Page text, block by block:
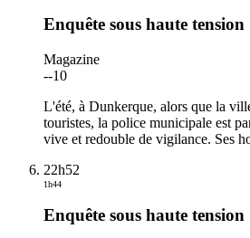
Enquête sous haute tension
Magazine
--10
L'été, à Dunkerque, alors que la
touristes, la police municipale est
vive et redouble de vigilance. Ses
22h52
1h44
Enquête sous haute tension